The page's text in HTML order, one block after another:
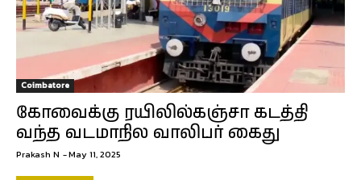
Coimbatore
கோவைக்கு ரயிலில்கஞ்சா கடத்தி
வந்த வடமாநில வாலிபர் கைது
Prakash N -May 11, 2025